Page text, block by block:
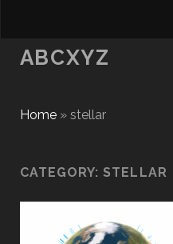
ABCXYZ
Home» stellar
CATEGORY: STELLAR